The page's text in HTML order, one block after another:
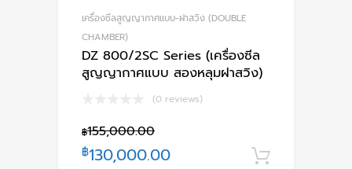
เครื่องซีลสูญญากาศแบบ-ฝาสวิง (DOUBLE
CHAMBER)
DZ 800/2SC Series (เครื่องซีล
สูญญากาศแบบ สองหลุมฝาสวิง)
(0 reviews)
฿155,000.00
฿130,000.00